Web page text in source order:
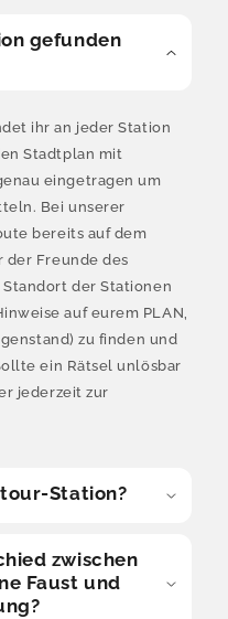
gefunden
ihr an jeder Station
Stadtplan mit
eingetragen um
Bei unserer
bereits auf dem
der Freunde des
Standort der Stationen
auf eurem PLAN,
zu finden und
ein Rätsel unlösbar
jederzeit zur
Station?
zwischen
Faust und